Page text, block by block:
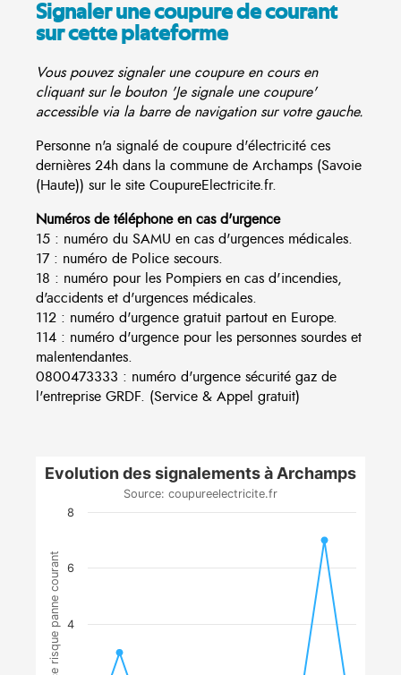
Signaler une coupure de courant
sur cette plateforme
Vous pouvez signaler une coupure en cours en
cliquant sur le bouton 'Je signale une coupure'
accessible via la barre de navigation sur votre gauche.
Personne n'a signalé de coupure d'électricité ces
dernières 24h dans la commune de Archamps (Savoie
(Haute)) sur le site CoupureElectricite.fr.
Numéros de téléphone en cas d'urgence
15 : numéro du SAMU en cas d'urgences médicales.
17 : numéro de Police secours.
18 : numéro pour les Pompiers en cas d'incendies,
d'accidents et d'urgences médicales.
112 : numéro d'urgence gratuit partout en Europe.
114 : numéro d'urgence pour les personnes sourdes et
malentendantes.
0800473333 : numéro d'urgence sécurité gaz de
l'entreprise GRDF. (Service & Appel gratuit)
Indice risque panne courant
Evolution des signalements à Archamps
Source: coupureelectricite.fr
4
6
8